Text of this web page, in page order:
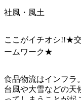
社風・風土
ここがイチオシ!!★
ームワーク★
食品物流はインフラ。
台風や大雪などの天